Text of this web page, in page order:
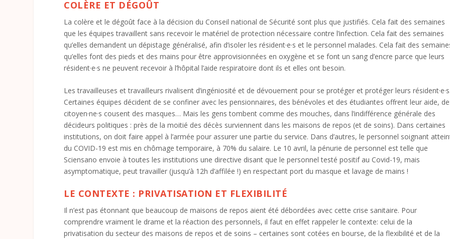
COLÈRE ET DÉGOÛT
La colère et le dégoût face à la décision du Conseil national de Sécurité sont plus que justifiés. Cela fait des semaines
que les équipes travaillent sans recevoir le matériel de protection nécessaire contre l’infection. Cela fait des semaines
qu’elles demandent un dépistage généralisé, afin d’isoler les résident·e·s et le personnel malades. Cela fait des
qu’elles font des pieds et des mains pour être approvisionnées en oxygène et se font un sang d’encre parce que leurs
résident·e·s ne peuvent recevoir à l’hôpital l’aide respiratoire dont ils et elles ont besoin.
Les travailleuses et travailleurs rivalisent d’ingéniosité et de dévouement pour se protéger et protéger leurs
Certaines équipes décident de se confiner avec les pensionnaires, des bénévoles et des étudiantes offrent leur aide,
citoyen·ne·s cousent des masques… Mais les gens tombent comme des mouches, dans l’indifférence générale des
décideurs politiques : près de la moitié des décès surviennent dans les maisons de repos (et de soins). Dans certaines
institutions, on doit faire appel à l’armée pour assurer une partie du service. Dans d’autres, le personnel soignant
du COVID-19 est mis en chômage temporaire, à 70% du salaire. Le 10 avril, la pénurie de personnel est telle que
Sciensano envoie à toutes les institutions une directive disant que le personnel testé positif au Covid-19, mais
asymptomatique, peut travailler (jusqu’à 12h d’affilée !) en respectant port du masque et lavage de mains !
LE CONTEXTE : PRIVATISATION ET FLEXIBILITÉ
Il n’est pas étonnant que beaucoup de maisons de repos aient été débordées avec cette crise sanitaire. Pour
comprendre vraiment le drame et la réaction des personnels, il faut en effet rappeler le contexte: celui de la
privatisation du secteur des maisons de repos et de soins – certaines sont cotées en bourse, de la flexibilité et de la